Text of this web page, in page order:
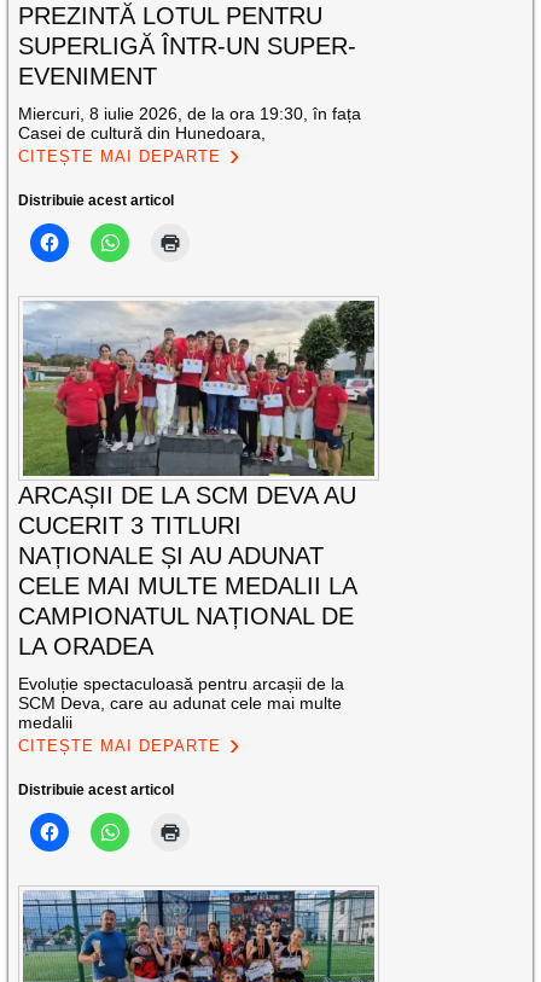
PREZINTĂ LOTUL PENTRU
SUPERLIGĂ ÎNTR-UN SUPER-
EVENIMENT
Miercuri, 8 iulie 2026, de la ora 19:30, în fața
Casei de cultură din Hunedoara,
CITEȘTE MAI DEPARTE
Distribuie acest articol
ARCAȘII DE LA SCM DEVA AU
CUCERIT 3 TITLURI
NAȚIONALE ȘI AU ADUNAT
CELE MAI MULTE MEDALII LA
CAMPIONATUL NAȚIONAL DE
LA ORADEA
Evoluție spectaculoasă pentru arcașii de la
SCM Deva, care au adunat cele mai multe
medalii
CITEȘTE MAI DEPARTE
Distribuie acest articol